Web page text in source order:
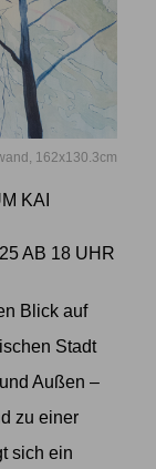
162x130.3cm
KAI
AB 18 UHR
Blick auf
Stadt
Außen –
zu einer
sich ein